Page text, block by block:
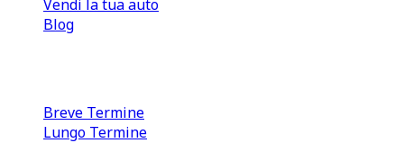
Vendi la tua auto
Blog
Breve Termine
Lungo Termine